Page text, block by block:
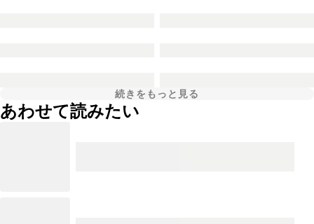
続きをもっと見る
あわせて読みたい